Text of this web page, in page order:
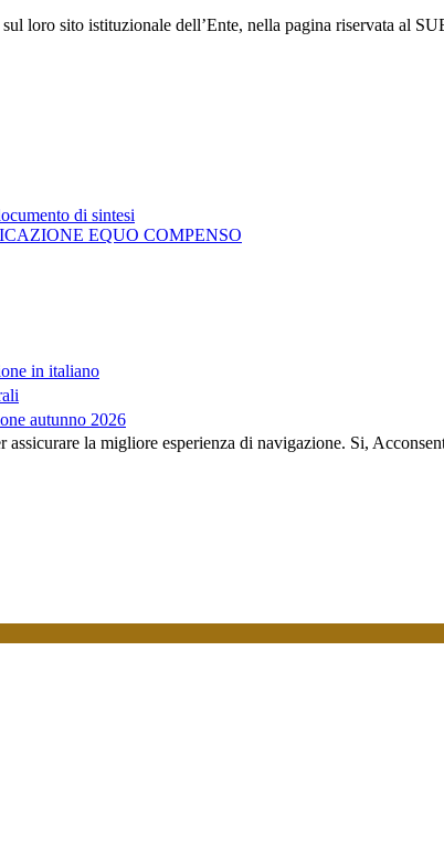
loro sito istituzionale dell’Ente, nella pagina riservata al
di sintesi
EQUO COMPENSO
in italiano
autunno 2026
la migliore esperienza di navigazione. Si,